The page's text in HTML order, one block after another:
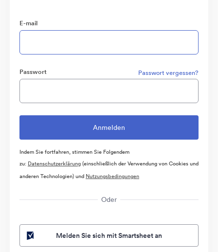
E-mail
Passwort Passwort vergessen?
Indem Sie fortfahren, stimmen Sie Folgendem
zu: Datenschutzerklärung(einschließlich der Verwendung von Cookies und
anderen Technologien) und Nutzungsbedingungen
Oder
Melden Sie sich mit Smartsheet an